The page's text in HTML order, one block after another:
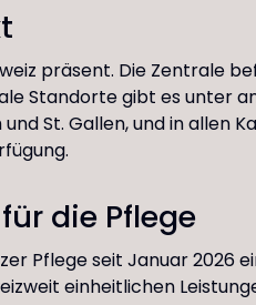
präsent. Die Zentrale
Standorte gibt es unter
St. Gallen, und in allen
die Pflege
Pflege seit Januar 2026
einheitlichen